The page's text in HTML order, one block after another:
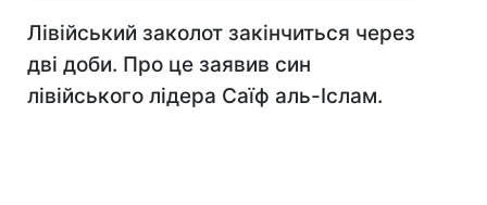
Лівійський заколот закінчиться через
дві доби. Про це заявив син
лівійського лідера Саїф аль-Іслам.